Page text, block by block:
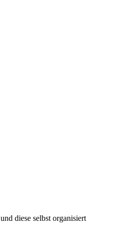
diese selbst organisiert